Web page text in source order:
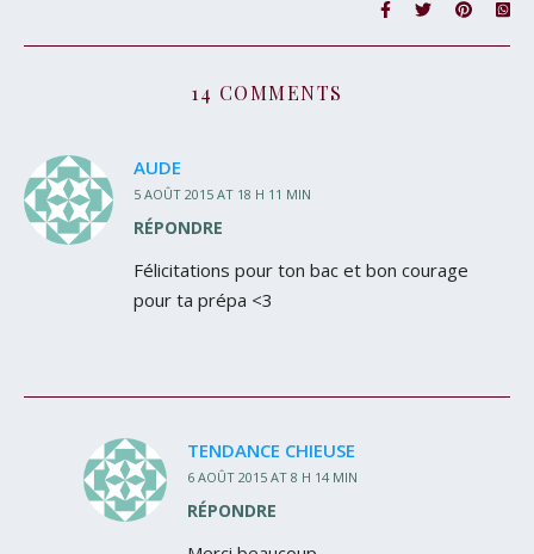
14 COMMENTS
AUDE
5 AOÛT 2015 AT 18 H 11 MIN
RÉPONDRE
Félicitations pour ton bac et bon courage
pour ta prépa <3
TENDANCE CHIEUSE
6 AOÛT 2015 AT 8 H 14 MIN
RÉPONDRE